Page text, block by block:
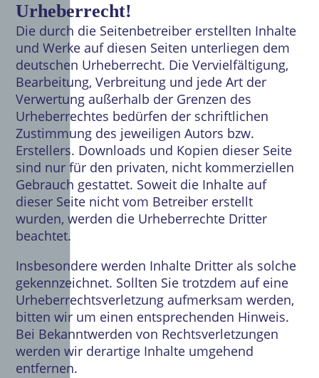
Urheberrecht!
Die durch die Seitenbetreiber erstellten Inhalte
und Werke auf diesen Seiten unterliegen dem
deutschen Urheberrecht. Die Vervielfältigung,
Bearbeitung, Verbreitung und jede Art der
Verwertung außerhalb der Grenzen des
Urheberrechtes bedürfen der schriftlichen
Zustimmung des jeweiligen Autors bzw.
Erstellers. Downloads und Kopien dieser Seite
sind nur für den privaten, nicht kommerziellen
Gebrauch gestattet. Soweit die Inhalte auf
dieser Seite nicht vom Betreiber erstellt
wurden, werden die Urheberrechte Dritter
beachtet.
Insbesondere werden Inhalte Dritter als solche
gekennzeichnet. Sollten Sie trotzdem auf eine
Urheberrechtsverletzung aufmerksam werden,
bitten wir um einen entsprechenden Hinweis.
Bei Bekanntwerden von Rechtsverletzungen
werden wir derartige Inhalte umgehend
entfernen.